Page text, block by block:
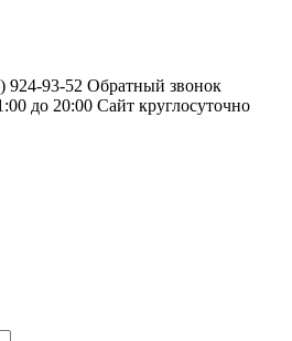
924-93-52 Обратный звонок
до 20:00 Сайт круглосуточно